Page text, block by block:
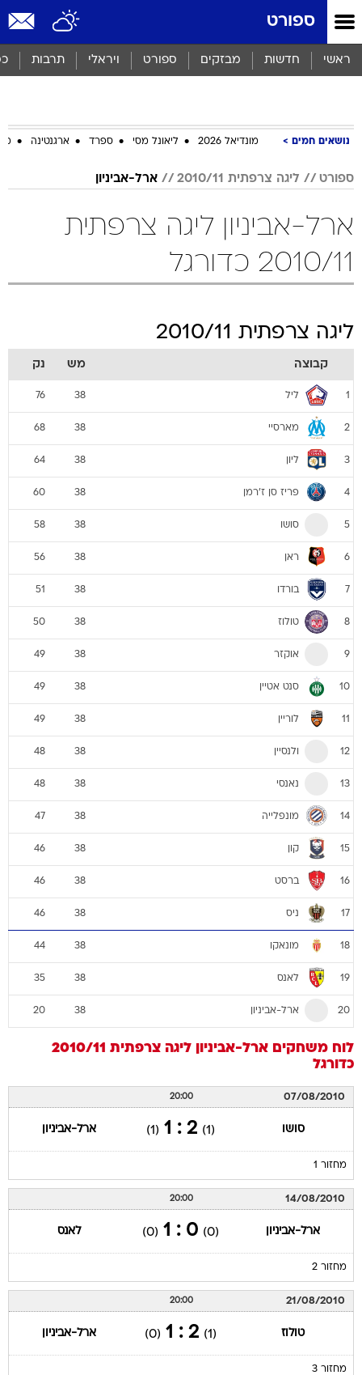
ספורט
ראשי חדשות מבזקים ספורט ויראלי תרבות
נושאים חמים מונדיאל 2026 ליאונל מסי ספרד ארגנטינה
ספורט ליגה צרפתית 2010/11 ארל-אביניון
ארל-אביניון ליגה צרפתית
2010/11 כדורגל
ליגה צרפתית 2010/11
קבוצה מש נק
1 ליל 38
76
2 מארסיי 38
68
3 ליון 38
64
4 פריז סן ז'רמן 38
60
5 סושו 38
58
6 ראן 38
56
7 בורדו 38
51
8 טולוז 38
50
9 אוקזר 38
49
10 סנט אטיין 38
49
11 לוריין 38
49
12 ולנסיין 38
48
13 נאנסי 38
48
14 מונפלייה 38
47
15 קון 38
46
16 ברסט 38
46
17 ניס 38
46
18 מונאקו 38
44
19 לאנס 38
35
20 ארל-אביניון 38
20
לוח משחקים ארל-אביניון
ליגה צרפתית 2010/11
כדורגל
07/08/2010
20:00
סושו (1)
2 : 1
(1) ארל-אביניון
מחזור 1
14/08/2010
20:00
ארל-אביניון (0)
0 : 1
(0) לאנס
מחזור 2
21/08/2010
20:00
טולוז (1)
2 : 1
(0) ארל-אביניון
מחזור 3